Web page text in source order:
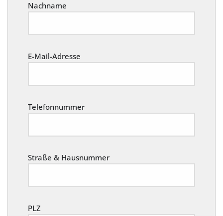
Nachname
E-Mail-Adresse
Telefonnummer
Straße & Hausnummer
PLZ